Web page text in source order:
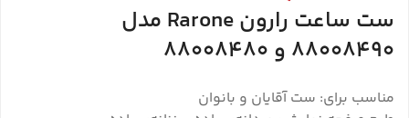
ست ساعت رارون Rarone مدل
88008490 و 88008480
مناسب برای: ست آقایان و بانوان